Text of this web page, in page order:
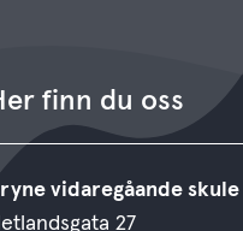
finn du oss
vidaregåande skule
27